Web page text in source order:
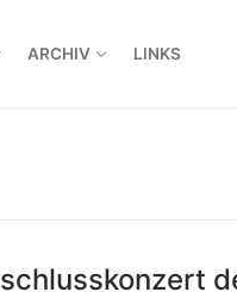
ARCHIV LINKS